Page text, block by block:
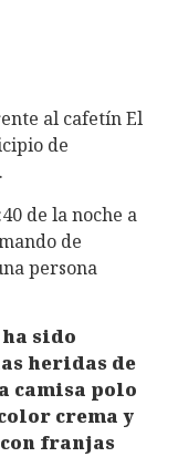
al cafetín El
de
de la noche a
de
persona
sido
heridas de
camisa polo
crema y
franjas